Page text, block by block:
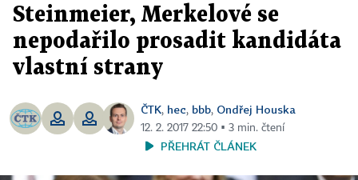
Steinmeier, Merkelové se
nepodařilo prosadit kandidáta
vlastní strany
ČTK, hec, bbb, Ondřej Houska
12. 2. 2017 22:50 ▪ 3 min. čtení
PŘEHRÁT ČLÁNEK